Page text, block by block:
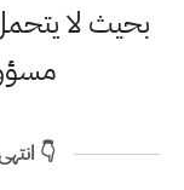
بحيث لا
👇